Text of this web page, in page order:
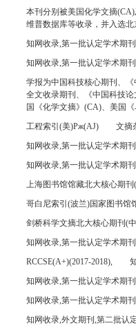
本刊分别被美国化学文摘
维普数据库等收录，并入选
知网收录,第一批认定学术期
知网收录,第一批认定学术期
学报为中国科技核心期刊、
全文收录期刊、《中国科技
国《化学文摘》(CA)、美国
工程索引(美)Pж(AJ)
文摘
知网收录,第一批认定学术期
知网收录,第一批认定学术期
上海图书馆馆藏北大核心期
哥白尼索引(波兰)国家图书馆
剑桥科学文摘北大核心期刊(
知网收录,第一批认定学术期
RCCSE(A+)(2017-2018),
知网收录,第一批认定学术期
知网收录,第一批认定学术期
知网收录,外文期刊,第二批认